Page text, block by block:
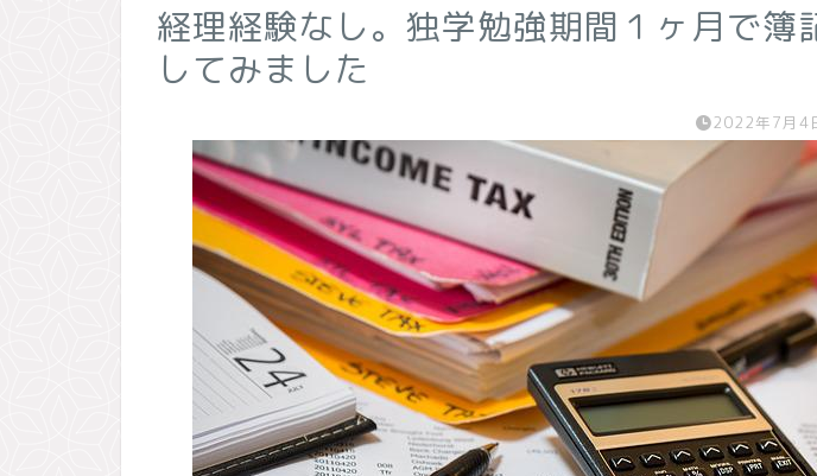
経理経験なし。独学勉強期間１ヶ月で簿
してみました
2022年7月4